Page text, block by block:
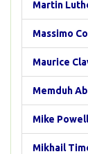
Martin
Massimo
Maurice
Memduh
Mike Powell
Mikhail